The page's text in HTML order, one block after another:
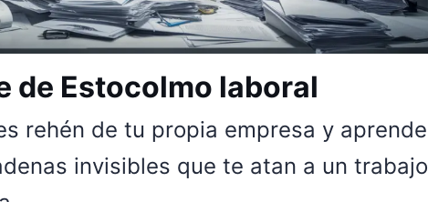
de Estocolmo laboral
rehén de tu propia empresa y aprende
invisibles que te atan a un trabajo